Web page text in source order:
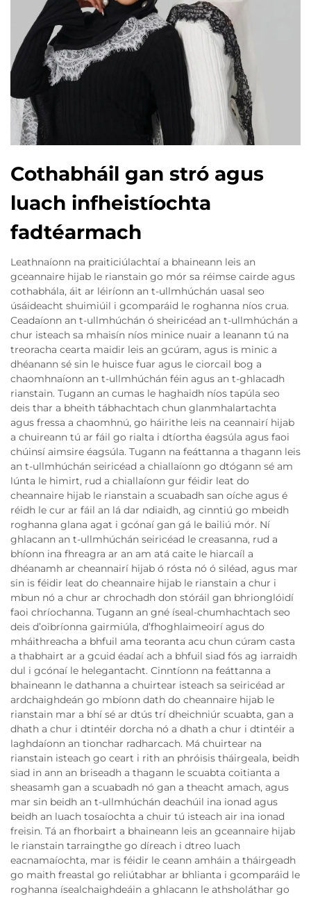
Cothabháil gan stró agus
luach infheistíochta
fadtéarmach
Leathnaíonn na praiticiúlachtaí a bhaineann leis an
gceannaire hijab le rianstain go mór sa réimse cairde agus
cothabhála, áit ar léiríonn an t-ullmhúchán uasal seo
úsáideacht shuimiúil i gcomparáid le roghanna níos crua.
Ceadaíonn an t-ullmhúchán ó sheiricéad an t-ullmhúchán a
chur isteach sa mhaisín níos minice nuair a leanann tú na
treoracha cearta maidir leis an gcúram, agus is minic a
dhéanann sé sin le huisce fuar agus le ciorcail bog a
chaomhnaíonn an t-ullmhúchán féin agus an t-ghlacadh
rianstain. Tugann an cumas le haghaidh níos tapúla seo
deis thar a bheith tábhachtach chun glanmhalartachta
agus fressa a chaomhnú, go háirithe leis na ceannairí hijab
a chuireann tú ar fáil go rialta i dtíortha éagsúla agus faoi
chúinsí aimsire éagsúla. Tugann na feáttanna a thagann leis
an t-ullmhúchán seiricéad a chiallaíonn go dtógann sé am
lúnta le himirt, rud a chiallaíonn gur féidir leat do
cheannaire hijab le rianstain a scuabadh san oíche agus é
réidh le cur ar fáil an lá dar ndiaidh, ag cinntiú go mbeidh
roghanna glana agat i gcónaí gan gá le bailiú mór. Ní
ghlacann an t-ullmhúchán seiricéad le creasanna, rud a
bhíonn ina fhreagra ar an am atá caite le hiarcaíl a
dhéanamh ar cheannairí hijab ó rósta nó ó siléad, agus mar
sin is féidir leat do cheannaire hijab le rianstain a chur i
mbun nó a chur ar chrochadh don stóráil gan bhrionglóidí
faoi chríochanna. Tugann an gné íseal-chumhachtach seo
deis d’oibríonna gairmiúla, d’fhoghlaimeoirí agus do
mháithreacha a bhfuil ama teoranta acu chun cúram casta
a thabhairt ar a gcuid éadaí ach a bhfuil siad fós ag iarraidh
dul i gcónaí le helegantacht. Cinntíonn na feáttanna a
bhaineann le dathanna a chuirtear isteach sa seiricéad ar
ardchaighdeán go mbíonn dath do cheannaire hijab le
rianstain mar a bhí sé ar dtús trí dheichniúr scuabta, gan a
dhath a chur i dtintéir dorcha nó a dhath a chur i dtintéir a
laghdaíonn an tionchar radharcach. Má chuirtear na
rianstain isteach go ceart i rith an phróisis tháirgeala, beidh
siad in ann an briseadh a thagann le scuabta coitianta a
sheasamh gan a scuabadh nó gan a theacht amach, agus
mar sin beidh an t-ullmhúchán deachúil ina ionad agus
beidh an luach tosaíochta a chuir tú isteach air ina ionad
freisin. Tá an fhorbairt a bhaineann leis an gceannaire hijab
le rianstain tarraingthe go díreach i dtreo luach
eacnamaíochta, mar is féidir le ceann amháin a tháirgeadh
go maith freastal go reliútabhar ar bhlianta i gcomparáid le
roghanna ísealchaighdeáin a ghlacann le athsholáthar go